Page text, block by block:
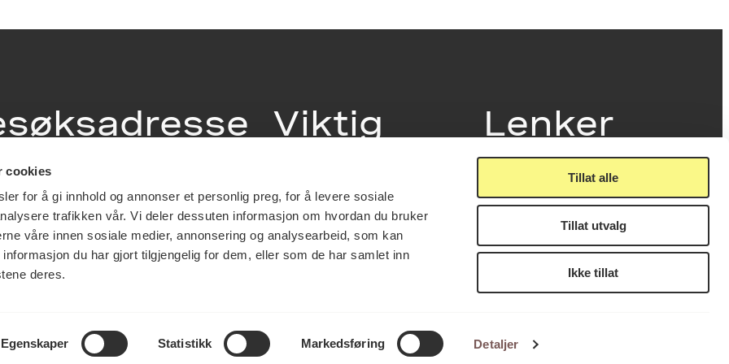
cookies
for å gi innhold og annonser et personlig preg, for å levere sosiale
trafikken vår. Vi deler dessuten informasjon om hvordan du bruker
våre innen sosiale medier, annonsering og analysearbeid, som kan
du har gjort tilgjengelig for dem, eller som de har samlet inn
deres.
Egenskaper Statistikk Markedsføring Detaljer
Tillat alle
Tillat utvalg
Ikke tillat
Løkkeveien,
Viktig
Utbetaling og fakturering
Personvernerklæring
Lenker
Nyhetsbrev
Offentlig postjournal
Oppdragsportalen
Tilgjengelighetserklæring